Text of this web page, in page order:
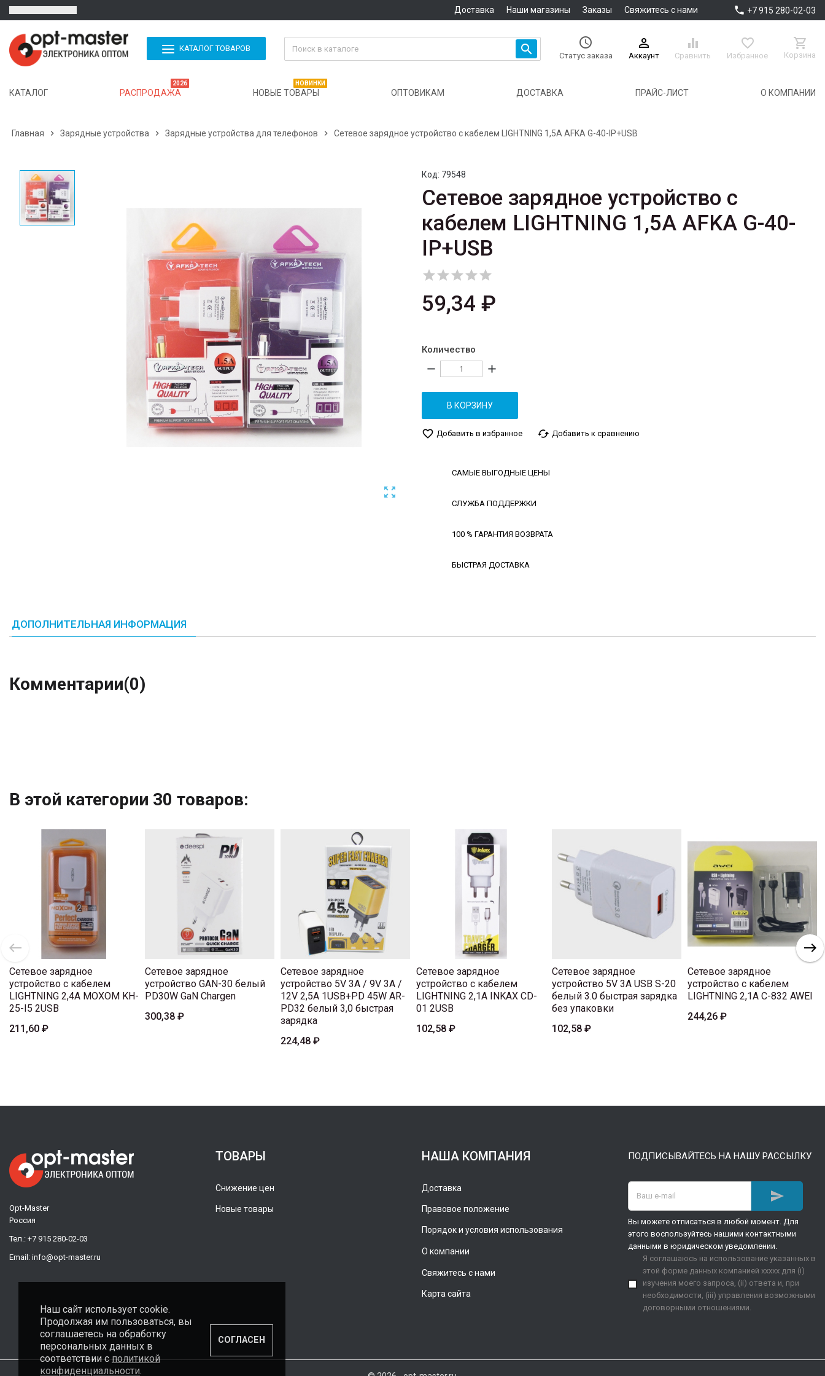
Доставка Наши магазины Заказы Свяжитесь с нами  +7 915 280-02-03
КАТАЛОГ ТОВАРОВ  
Статус заказа

Аккаунт

Сравнить

Избранное

Корзина
КАТАЛОГ РАСПРОДАЖА
2026
НОВЫЕ ТОВАРЫ
НОВИНКИ
ОПТОВИКАМ ДОСТАВКА ПРАЙС-ЛИСТ О КОМПАНИИ
Главная  Зарядные устройства  Зарядные устройства для телефонов  Сетевое зарядное устройство с кабелем LIGHTNING 1,5A AFKA G-40-IP+USB

Код: 79548
Сетевое зарядное устройство с
кабелем LIGHTNING 1,5A AFKA G-40-
IP+USB

59,34 ₽
Количество
remove add
В КОРЗИНУ
favorite_border Добавить в избранное cached Добавить к сравнению
САМЫЕ ВЫГОДНЫЕ ЦЕНЫ
СЛУЖБА ПОДДЕРЖКИ
100 % ГАРАНТИЯ ВОЗВРАТА
БЫСТРАЯ ДОСТАВКА
ДОПОЛНИТЕЛЬНАЯ ИНФОРМАЦИЯ
Комментарии(0)
В этой категории 30 товаров:
Сетевое зарядное
устройство с кабелем
LIGHTNING 2,4A MOXOM KH-
25-I5 2USB
211,60 ₽
Сетевое зарядное
устройство GAN-30 белый
PD30W GaN Chargen
300,38 ₽
Сетевое зарядное
устройство 5V 3A / 9V 3A /
12V 2,5A 1USB+PD 45W AR-
PD32 белый 3,0 быстрая
зарядка
224,48 ₽
Сетевое зарядное
устройство с кабелем
LIGHTNING 2,1A INKAX CD-
01 2USB
102,58 ₽
Сетевое зарядное
устройство 5V 3A USB S-20
белый 3.0 быстрая зарядка
без упаковки
102,58 ₽
Сетевое зарядное
устройство с кабелем
LIGHTNING 2,1A C-832 AWEI
244,26 ₽
Opt-Master
Россия
Тел.: +7 915 280-02-03
Email: info@opt-master.ru
ТОВАРЫ
Снижение цен
Новые товары
НАША КОМПАНИЯ
Доставка
Правовое положение
Порядок и условия использования
О компании
Свяжитесь с нами
Карта сайта
ПОДПИСЫВАЙТЕСЬ НА НАШУ РАССЫЛКУ

Вы можете отписаться в любой момент. Для
этого воспользуйтесь нашими контактными
данными в юридическом уведомлении.
Я соглашаюсь на использование указанных в
этой форме данных компанией xxxxx для (i)
изучения моего запроса, (ii) ответа и, при
необходимости, (iii) управления возможными
договорными отношениями.
Наш сайт использует cookie.
Продолжая им пользоваться, вы
соглашаетесь на обработку
персональных данных в
соответствии сполитикой
конфиденциальности.
СОГЛАСЕН